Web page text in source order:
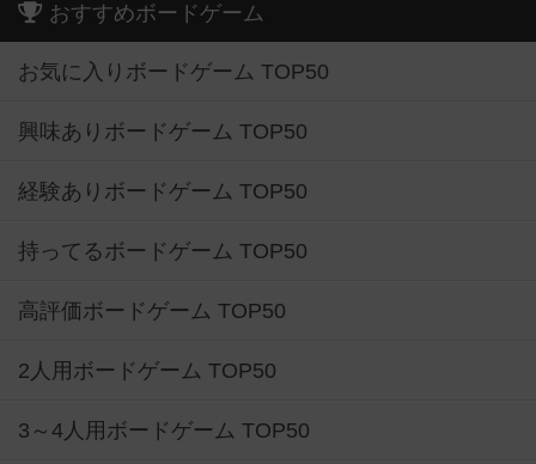
おすすめボードゲーム
お気に入りボードゲーム TOP50
興味ありボードゲーム TOP50
経験ありボードゲーム TOP50
持ってるボードゲーム TOP50
高評価ボードゲーム TOP50
2人用ボードゲーム TOP50
3～4人用ボードゲーム TOP50